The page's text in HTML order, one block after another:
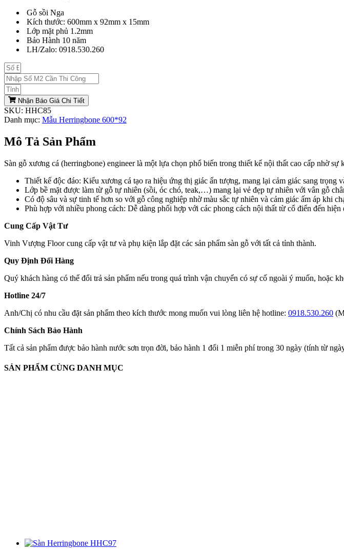
Gỗ sồi Nga
Kích thước: 600mm x 92mm x 15mm
Lớp mặt phủ 1.2mm
Bảo Hành 10 năm
LH/Zalo: 0918.530.260
Nhận Báo Giá Chi Tiết
SKU: HHC85
Danh mục: Mẫu Herringbone 600*92
Mô Tả Sản Phẩm
Sàn gỗ xương cá (herringbone) engineer là một lựa chọn phổ biến trong thiết kế nội thất cao cấp nhờ
Thiết kế độc đáo: Kiểu xương cá tạo ra hiệu ứng thị giác ấn tượng, mang lại cảm giác sang trọng
Lớp bề mặt được làm từ gỗ tự nhiên (sồi, óc chó, teak,…) mang lại vẻ đẹp tự nhiên với vân gỗ
Có độ sâu và sự tinh tế hơn so với gỗ công nghiệp nhờ màu sắc tự nhiên và cảm giác ấm áp khi
Phù hợp với nhiều phong cách: Dễ dàng phối hợp với các phong cách nội thất từ cổ điển đến hiện
Cung Cấp Vật Tư
Vinh Vượng Floor cung cấp vật tư và phụ kiện lắp đặt các sản phẩm sàn gỗ với tất cả tỉnh thành.
Quy Định Đổi Hàng
Quý khách hàng có thể đổi trả sản phẩm nếu trong quá trình vận chuyển có sự cố ngoài ý muốn, hoặc
Hotline 24/7
Anh/Chị có nhu cầu đặt sản phẩm theo kích thước mong muốn vui lòng liên hệ hotline: 0918.530.260
Chính Sách Bảo Hành
Tất cả sản phẩm được bảo hành nước sơn trọn đời, bảo hành 1 đổi 1 miễn phí trong 30 ngày (tính từ
SẢN PHẨM CÙNG DANH MỤC